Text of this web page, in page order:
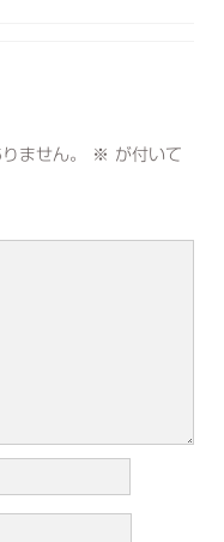
ません。 ※ が付いて